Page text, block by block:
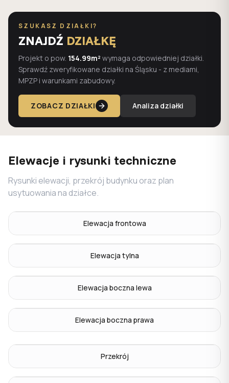
SZUKASZ DZIAŁKI?
ZNAJDŹ DZIAŁKĘ
Projekt o pow. 154.99m² wymaga odpowiedniej działki.
Sprawdź zweryfikowane działki na Śląsku - z mediami,
MPZP i warunkami zabudowy.
ZOBACZ DZIAŁKI Analiza działki
Elewacje i rysunki techniczne
Rysunki elewacji, przekrój budynku oraz plan
usytuowania na działce.
Elewacja frontowa
Elewacja tylna
Elewacja boczna lewa
Elewacja boczna prawa
Przekrój